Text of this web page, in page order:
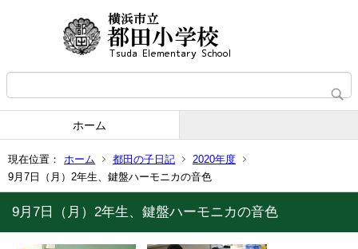
ホーム
現在位置： ホーム 都田の子日記
2020年度
9月7日（月）2年生、鍵盤ハーモニカの音色
9月7日（月）2年生、鍵盤ハーモニカの音色